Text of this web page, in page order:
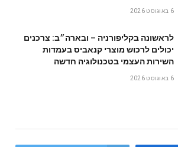
6 באוגוסט 2026
לראשונה בקליפורניה – ובארה״ב: צרכנים
יכולים לרכוש מוצרי קנאביס בעמדות
השירות העצמי בטכנולוגיה חדשה
6 באוגוסט 2026